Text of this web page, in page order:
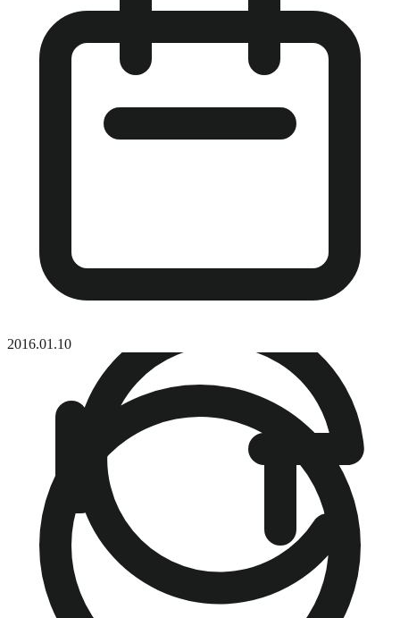
2016.01.10